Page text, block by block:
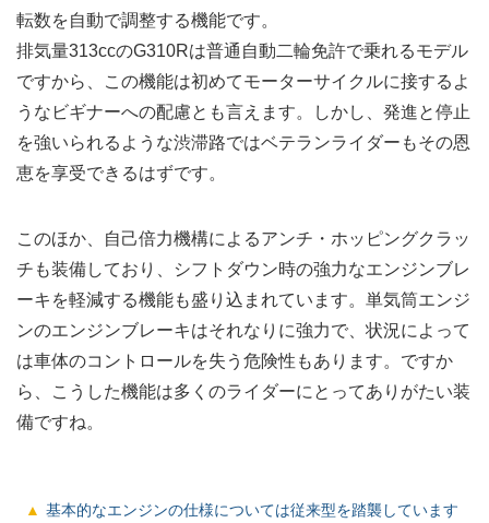
転数を自動で調整する機能です。
排気量313ccのG310Rは普通自動二輪免許で乗れるモデル
ですから、この機能は初めてモーターサイクルに接するよ
うなビギナーへの配慮とも言えます。しかし、発進と停止
を強いられるような渋滞路ではベテランライダーもその恩
恵を享受できるはずです。
このほか、自己倍力機構によるアンチ・ホッピングクラッ
チも装備しており、シフトダウン時の強力なエンジンブレ
ーキを軽減する機能も盛り込まれています。単気筒エンジ
ンのエンジンブレーキはそれなりに強力で、状況によって
は車体のコントロールを失う危険性もあります。ですか
ら、こうした機能は多くのライダーにとってありがたい装
備ですね。
基本的なエンジンの仕様については従来型を踏襲しています